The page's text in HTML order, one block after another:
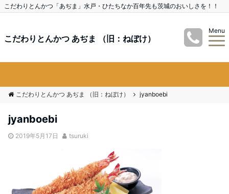
こだわりとんかつ「あぢま」水戸・ひたちなか百年先も茨城のおいしさを！！
こだわりとんかつ あぢま （旧：ねぼけ）
Menu
こだわりとんかつ あぢま （旧：ねぼけ） jyanboebi
jyanboebi
2019年5月17日 tsuruki